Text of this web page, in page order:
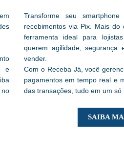
e
Transforme seu
recebimentos via Pix. Mais
ferramenta ideal para
querem agilidade,
vender.
Com o Receba Já, você
pagamentos em tempo real e
das transações, tudo em um só
SAIBA